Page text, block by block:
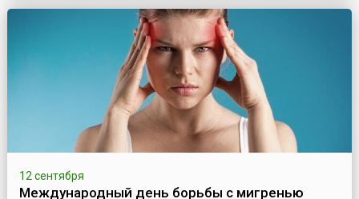
был утвержден центральный орган военно-медицинского
управления, призванный координировать деятельность
всех звеньев медицинской служ...
12 сентября
Международный день борьбы с мигренью